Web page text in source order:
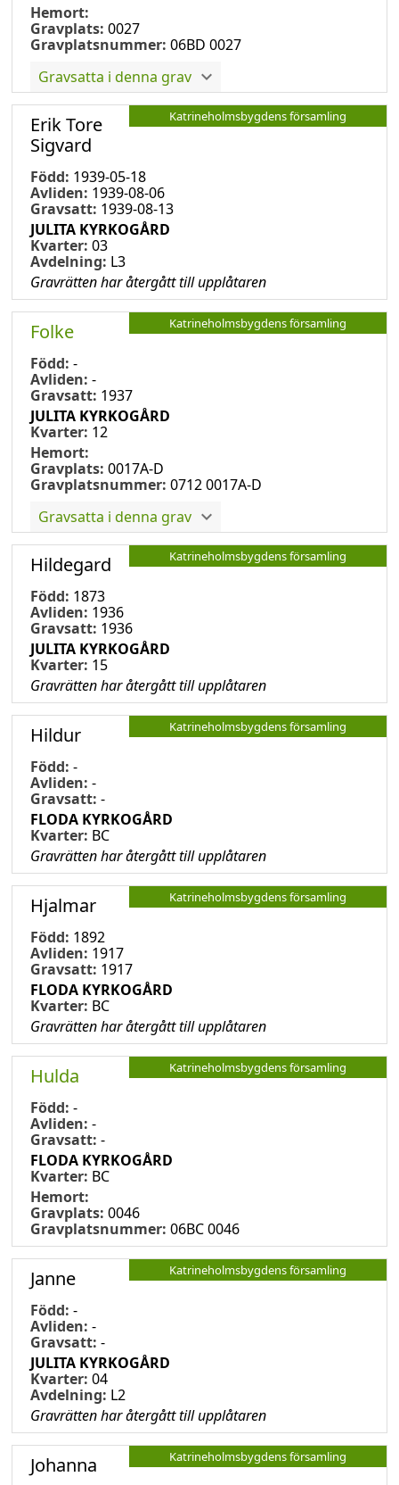
Hemort:
Gravplats: 0027
Gravplatsnummer: 06BD 0027
Gravsatta i denna grav
Katrineholmsbygdens församling
Erik Tore
Sigvard
Född: 1939-05-18
Avliden: 1939-08-06
Gravsatt: 1939-08-13
JULITA KYRKOGÅRD
Kvarter: 03
Avdelning: L3
Gravrätten har återgått till upplåtaren
Katrineholmsbygdens församling
Folke
Född: -
Avliden: -
Gravsatt: 1937
JULITA KYRKOGÅRD
Kvarter: 12
Hemort:
Gravplats: 0017A-D
Gravplatsnummer: 0712 0017A-D
Gravsatta i denna grav
Katrineholmsbygdens församling
Hildegard
Född: 1873
Avliden: 1936
Gravsatt: 1936
JULITA KYRKOGÅRD
Kvarter: 15
Gravrätten har återgått till upplåtaren
Katrineholmsbygdens församling
Hildur
Född: -
Avliden: -
Gravsatt: -
FLODA KYRKOGÅRD
Kvarter: BC
Gravrätten har återgått till upplåtaren
Katrineholmsbygdens församling
Hjalmar
Född: 1892
Avliden: 1917
Gravsatt: 1917
FLODA KYRKOGÅRD
Kvarter: BC
Gravrätten har återgått till upplåtaren
Katrineholmsbygdens församling
Hulda
Född: -
Avliden: -
Gravsatt: -
FLODA KYRKOGÅRD
Kvarter: BC
Hemort:
Gravplats: 0046
Gravplatsnummer: 06BC 0046
Katrineholmsbygdens församling
Janne
Född: -
Avliden: -
Gravsatt: -
JULITA KYRKOGÅRD
Kvarter: 04
Avdelning: L2
Gravrätten har återgått till upplåtaren
Katrineholmsbygdens församling
Johanna